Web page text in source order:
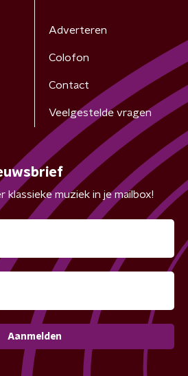
Adverteren
Colofon
Contact
Veelgestelde vragen
klassieke muziek in je mailbox!
Aanmelden